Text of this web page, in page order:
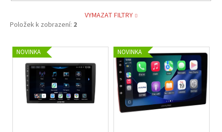
VYMAZAT FILTRY
Položek k zobrazení: 2
VNOVINKA NOVINKA